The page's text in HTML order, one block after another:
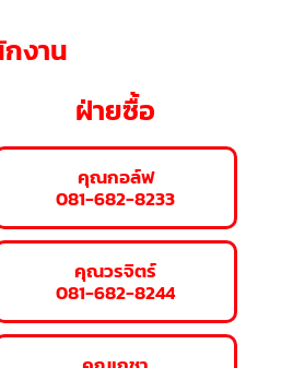
งาน
ฝ่ายซื้อ
คุณกอล์ฟ
081-682-8233
คุณวรจิตร์
081-682-8244